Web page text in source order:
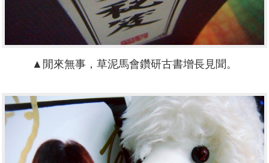
▲閒來無事，草泥馬會鑽研古書增長見聞。